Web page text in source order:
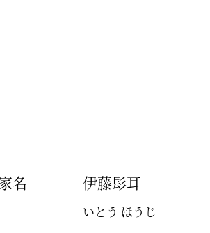
名 伊藤髟耳
いとう ほうじ